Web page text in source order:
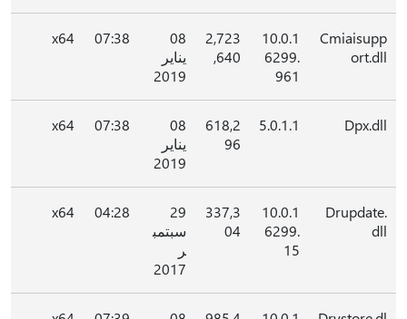
Cmiaisupp
ort.dll
10.0.1
6299.
961
2,723
,640
08
يناير
2019
07:38
x64
Dpx.dll
5.0.1.1
618,2
96
08
يناير
2019
07:38
x64
Drupdate.
dll
10.0.1
6299.
15
337,3
04
29
سبتمب
ر
2017
04:28
x64